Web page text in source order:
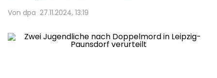
Von dpa 27.11.2024, 13:19